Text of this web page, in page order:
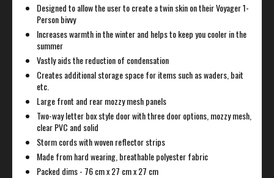
Designed to allow the user to create a twin skin on their Voyager 1-
Person bivvy
Increases warmth in the winter and helps to keep you cooler in the
summer
Vastly aids the reduction of condensation
Creates additional storage space for items such as waders, bait
etc.
Large front and rear mozzy mesh panels
Two-way letter box style door with three door options, mozzy mesh,
clear PVC and solid
Storm cords with woven reflector strips
Made from hard wearing, breathable polyester fabric
Packed dims - 76 cm x 27 cm x 27 cm